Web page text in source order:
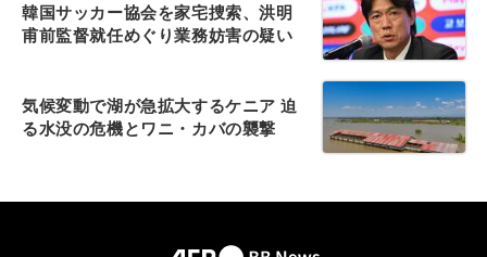
韓国サッカー協会を家宅捜索、洪明
甫前監督就任めぐり業務妨害の疑い
気候変動で湖が急拡大するケニア 迫
る水没の危機とワニ・カバの襲撃